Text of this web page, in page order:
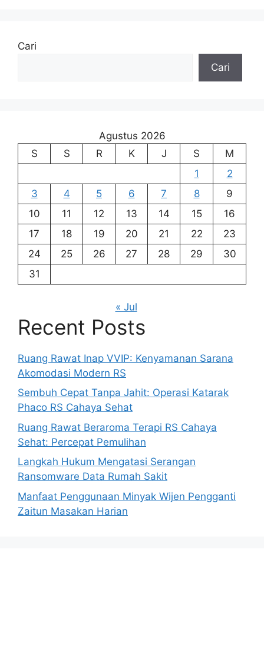
Cari
Cari
Agustus 2026
S
S R K J S
M
1
2
3
4 5 6 7 8
9
10
11 12 13 14 15
16
17
18 19 20 21 22
23
24
25 26 27 28 29
30
31
« Jul
Recent Posts
Ruang Rawat Inap VVIP: Kenyamanan Sarana
Akomodasi Modern RS
Sembuh Cepat Tanpa Jahit: Operasi Katarak
Phaco RS Cahaya Sehat
Ruang Rawat Beraroma Terapi RS Cahaya
Sehat: Percepat Pemulihan
Langkah Hukum Mengatasi Serangan
Ransomware Data Rumah Sakit
Manfaat Penggunaan Minyak Wijen Pengganti
Zaitun Masakan Harian